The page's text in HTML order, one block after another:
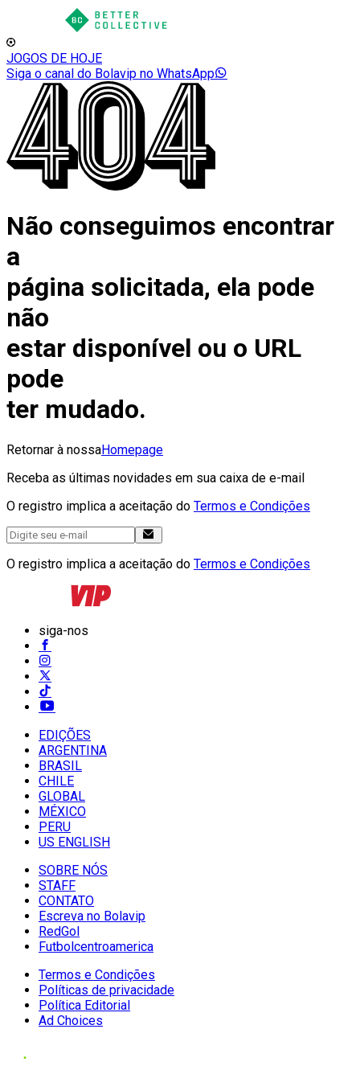
JOGOS DE HOJE
Siga o canal do Bolavip no WhatsApp
Não conseguimos encontrar
a
página solicitada, ela pode
não
estar disponível ou o URL
pode
ter mudado.
Retornar à nossaHomepage
Receba as últimas novidades em sua caixa de e-mail
O registro implica a aceitação do Termos e Condições
O registro implica a aceitação do Termos e Condições
siga-nos
EDIÇÕES
ARGENTINA
BRASIL
CHILE
GLOBAL
MÉXICO
PERU
US ENGLISH
SOBRE NÓS
STAFF
CONTATO
Escreva no Bolavip
RedGol
Futbolcentroamerica
Termos e Condições
Políticas de privacidade
Política Editorial
Ad Choices